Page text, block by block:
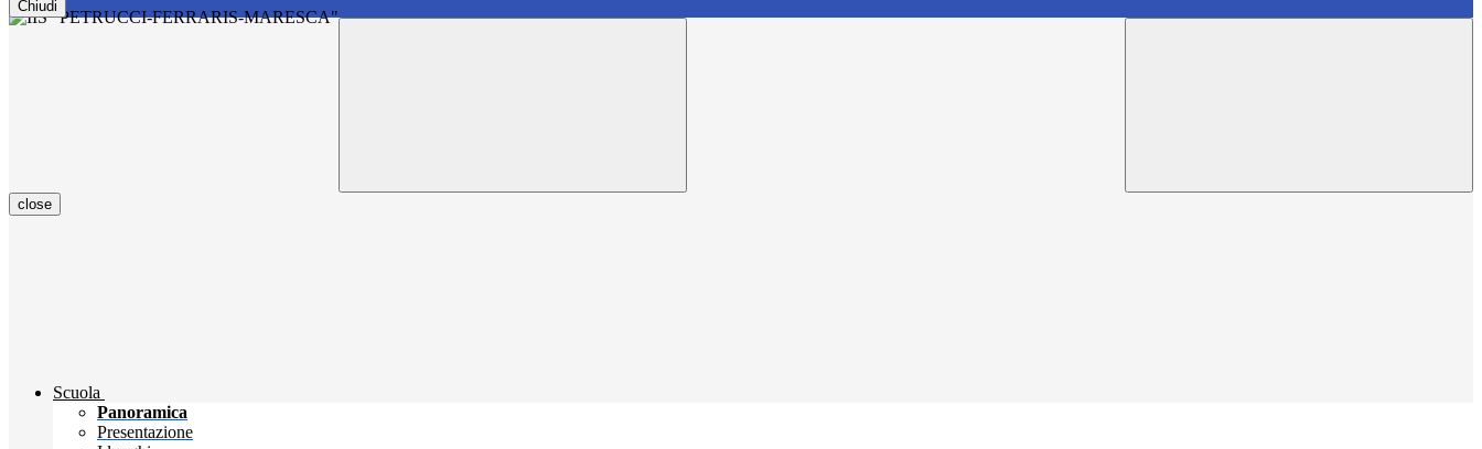
Chiudi
close
Scuola
Panoramica
Presentazione